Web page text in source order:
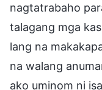
nagtatrabaho
talagang mga
lang na
na walang
ako uminom ni